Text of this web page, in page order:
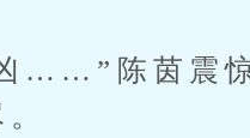
陈茵震惊